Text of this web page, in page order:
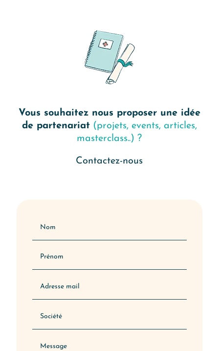
Vous souhaitez nous proposer une idée
de partenariat(projets, events, articles,
masterclass..) ?
Contactez-nous